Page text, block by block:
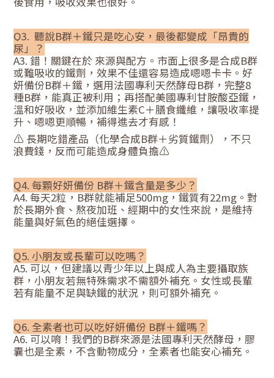
Q3. 聽說B群＋鐵只是吃心安，最後都變成「昂貴的
尿」？
A3. 錯！關鍵在於 來源與配方。市面上很多是合成B群
或難吸收的鐵劑，效果不佳還容易造成嗯嗯卡卡。好
妍備份B群＋鐵，選用法國專利天然酵母B群，完整8
種B群，能真正被利用；再搭配美國專利甘胺酸亞鐵，
溫和好吸收，並添加維生素C＋膳食纖維，讓吸收率提
升、嗯嗯更順暢，補得進去才有感！
⚠️ 長期吃錯產品（化學合成B群＋劣質鐵劑），不只
浪費錢，反而可能造成身體負擔⚠️
Q4. 每顆好妍備份 B群＋鐵含量是多少？
A4. 每天2粒，B群就能補足500mg，鐵質有22mg。對
於長期外食、熬夜加班、經期中的女性來說，是維持
能量與好氣色的絕佳選擇。
Q5. 小朋友或長輩可以吃嗎？
A5. 可以，但建議以青少年以上與成人為主要攝取族
群，小朋友若無特殊需求不需額外補充。女性或長輩
若有能量不足與缺鐵的狀況，則可額外補充。
Q6. 全素者也可以吃好妍備份 B群＋鐵嗎？
A6. 可以唷！我們的B群來源是法國專利天然酵母，膠
囊也是全素，不含動物成分，全素者也能安心補充。